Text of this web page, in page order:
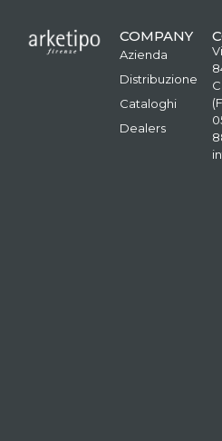
COMPANY
Azienda
Distribuzione
Cataloghi
Dealers